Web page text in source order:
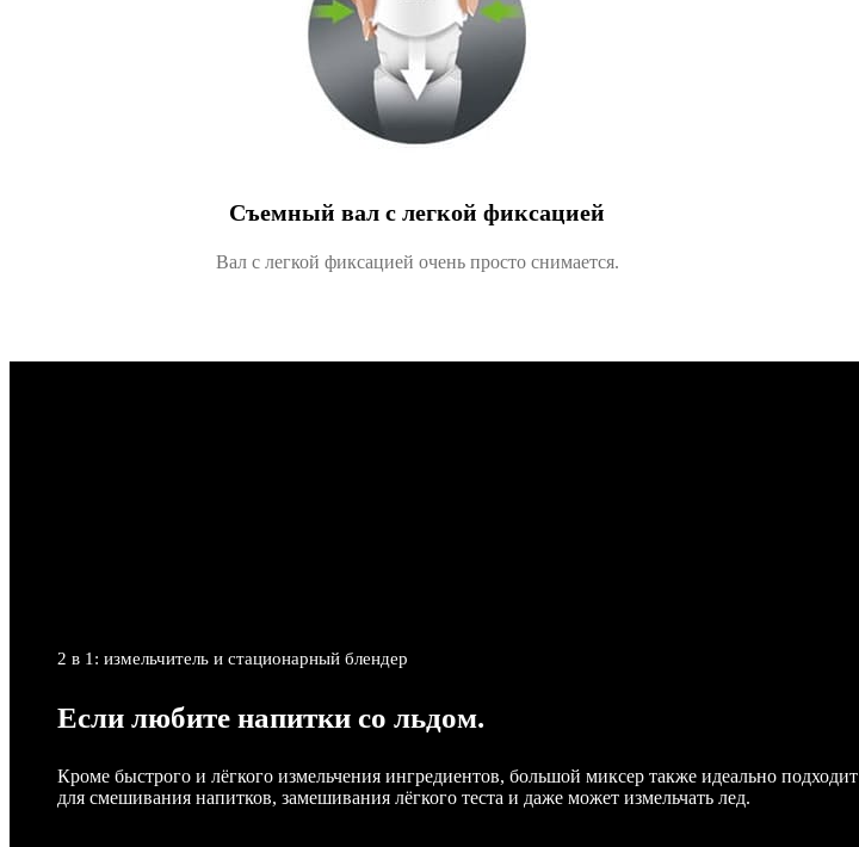
Съемный вал с легкой фиксацией
Вал с легкой фиксацией очень просто снимается.
2 в 1: измельчитель и стационарный блендер
Если любите напитки со льдом.
Кроме быстрого и лёгкого измельчения ингредиентов, большой миксер также идеально подходит
для смешивания напитков, замешивания лёгкого теста и даже может измельчать лед.